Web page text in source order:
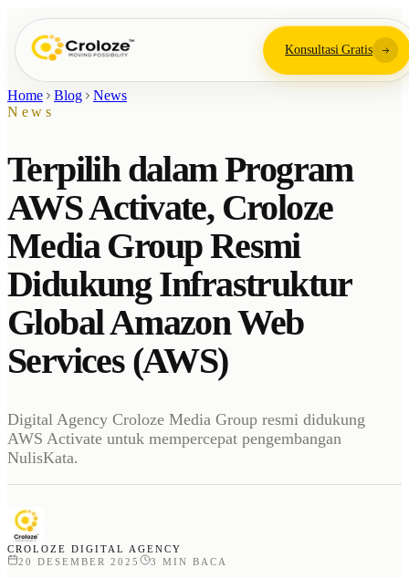
Konsultasi Gratis
Home Blog
News
News
Terpilih dalam Program
AWS Activate, Croloze
Media Group Resmi
Didukung Infrastruktur
Global Amazon Web
Services (AWS)
Digital Agency Croloze Media Group resmi didukung
AWS Activate untuk mempercepat pengembangan
NulisKata.
CROLOZE DIGITAL AGENCY
20 DESEMBER 2025
3 MIN BACA